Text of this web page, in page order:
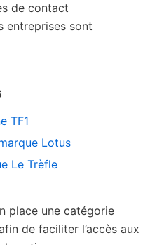
de contact
entreprises sont
TF1
Lotus
Le Trèfle
place une catégorie
de faciliter l’accès aux